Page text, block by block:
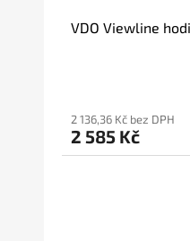
VDO Viewline
2 136,36 Kč bez DPH
2 585 Kč